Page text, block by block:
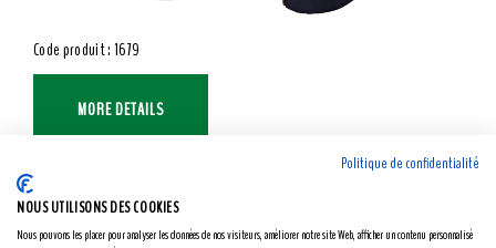
Code produit : 1679
MORE DETAILS
Politique de confidentialité
NOUS UTILISONS DES COOKIES
Nous pouvons les placer pour analyser les données de nos visiteurs, améliorer notre site Web, afficher un contenu personnalisé